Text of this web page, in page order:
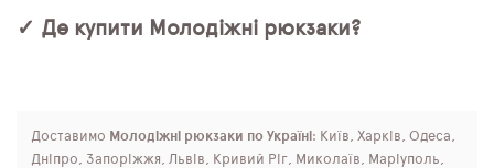
✓ Де купити Молодіжні рюкзаки?
Доставимо Молодіжні рюкзаки по Україні : Київ, Харків, Одеса,
Дніпро, Запоріжжя, Львів, Кривий Ріг, Миколаїв, Маріуполь,